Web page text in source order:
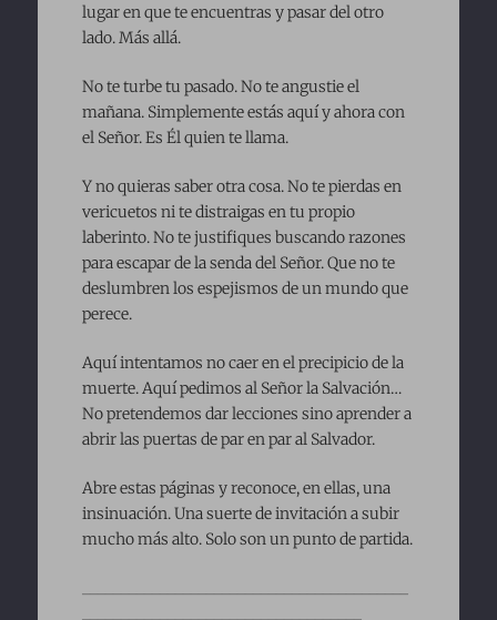
lugar en que te encuentras y pasar del otro
lado. Más allá.
No te turbe tu pasado. No te angustie el
mañana. Simplemente estás aquí y ahora con
el Señor. Es Él quien te llama.
Y no quieras saber otra cosa. No te pierdas en
vericuetos ni te distraigas en tu propio
laberinto. No te justifiques buscando razones
para escapar de la senda del Señor. Que no te
deslumbren los espejismos de un mundo que
perece.
Aquí intentamos no caer en el precipicio de la
muerte. Aquí pedimos al Señor la Salvación…
No pretendemos dar lecciones sino aprender a
abrir las puertas de par en par al Salvador.
Abre estas páginas y reconoce, en ellas, una
insinuación. Una suerte de invitación a subir
mucho más alto. Solo son un punto de partida.